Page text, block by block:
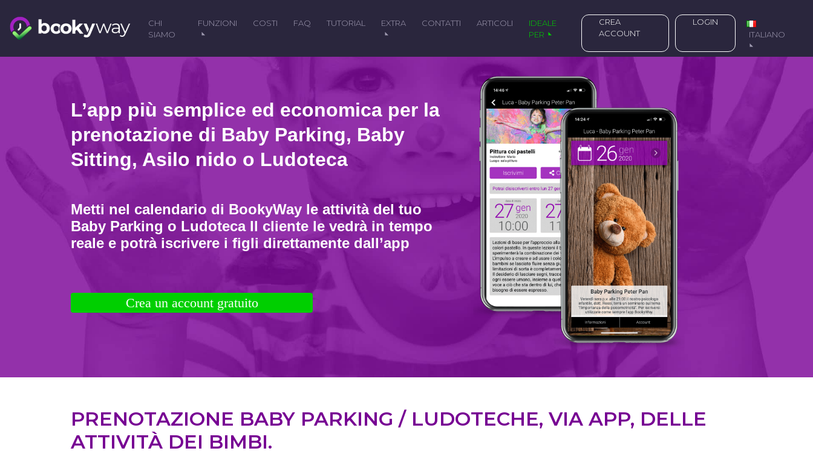
CHI
SIAMO
FUNZIONI COSTI FAQ TUTORIAL EXTRA CONTATTI ARTICOLI
IDEALE
PER
CREA
ACCOUNT
LOGIN
ITALIANO
L’app più semplice ed economica per la
prenotazione di Baby Parking, Baby
Sitting, Asilo nido o Ludoteca
Metti nel calendario di BookyWay le attività del tuo
Baby Parking o Ludoteca Il cliente le vedrà in tempo
reale e potrà iscrivere i figli direttamente dall’app
Crea un account gratuito
PRENOTAZIONE BABY PARKING / LUDOTECHE, VIA APP, DELLE
ATTIVITÀ DEI BIMBI.